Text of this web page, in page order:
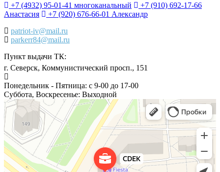
+7 (4932) 95-01-41 многоканальный
+7 (910) 692-17-66
Анастасия
+7 (920) 676-66-01 Александр
patriot-iv@mail.ru
parkerr84@mail.ru
Пункт выдачи ТК:
г. Северск, Коммунистический просп., 151
Понедельник - Пятница: с 9-00 до 17-00
Суббота, Воскресенье: Выходной